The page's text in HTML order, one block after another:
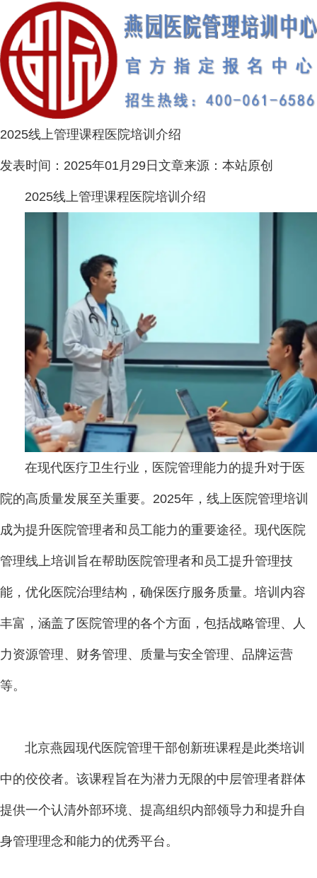
2025线上管理课程医院培训介绍
发表时间： 2025年01月29日 文章来源： 本站原创
2025线上管理课程医院培训介绍
在现代医疗卫生行业，医院管理能力的提升对于医
院的高质量发展至关重要。2025年，线上医院管理培训
成为提升医院管理者和员工能力的重要途径。现代医院
管理线上培训旨在帮助医院管理者和员工提升管理技
能，优化医院治理结构，确保医疗服务质量。培训内容
丰富，涵盖了医院管理的各个方面，包括战略管理、人
力资源管理、财务管理、质量与安全管理、品牌运营
等。
北京燕园现代医院管理干部创新班课程是此类培训
中的佼佼者。该课程旨在为潜力无限的中层管理者群体
提供一个认清外部环境、提高组织内部领导力和提升自
身管理理念和能力的优秀平台。